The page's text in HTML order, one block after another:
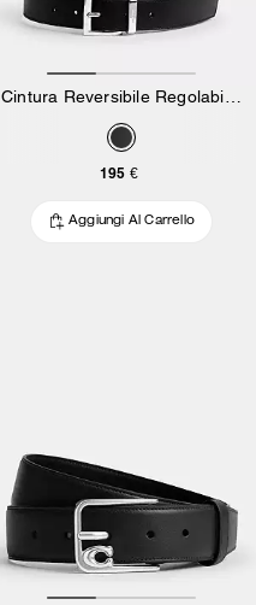
195 €
Aggiungi Al Carrello